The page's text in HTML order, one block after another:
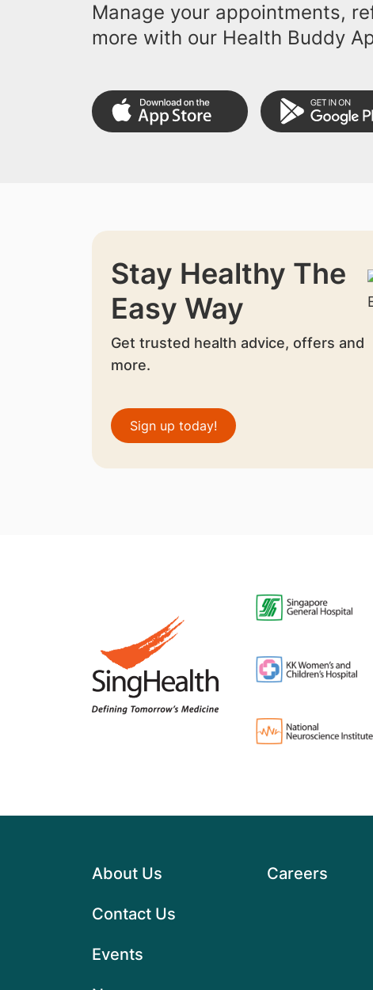
Manage your appointments,
more with our Health Buddy
Stay Healthy The
Easy Way
Get trusted health advice, offers and
more.
Sign up today!
About Us
Contact Us
Events
Careers